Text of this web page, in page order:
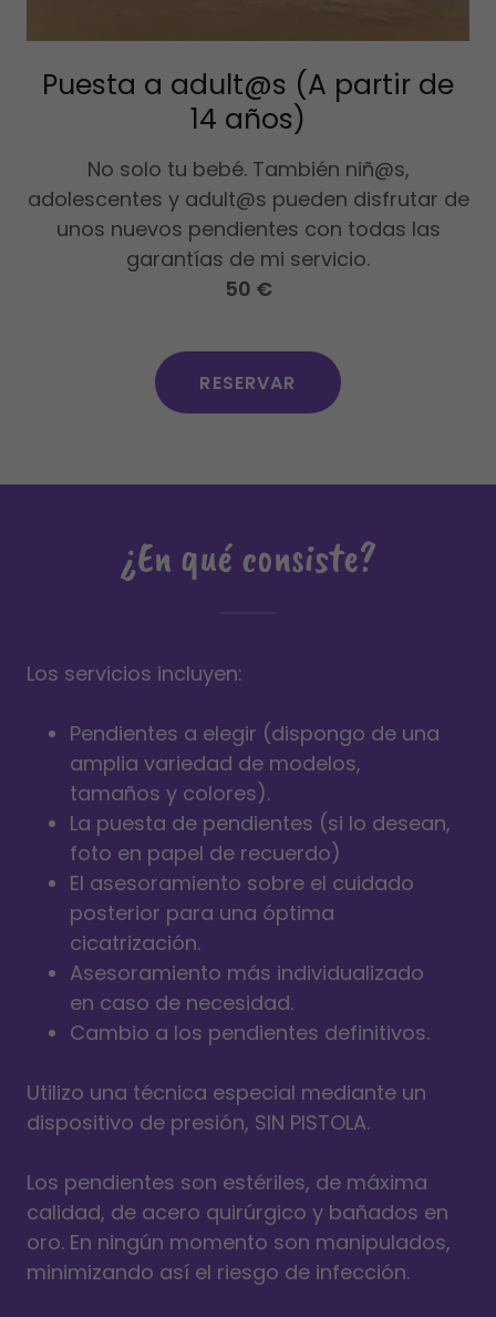
Puesta a adult@s (A partir de
14 años)
No solo tu bebé. También niñ@s,
adolescentes y adult@s pueden disfrutar de
unos nuevos pendientes con todas las
garantías de mi servicio.
50 €
RESERVAR
¿En qué consiste?
Los servicios incluyen:
Pendientes a elegir (dispongo de una
amplia variedad de modelos,
tamaños y colores).
La puesta de pendientes (si lo desean,
foto en papel de recuerdo)
El asesoramiento sobre el cuidado
posterior para una óptima
cicatrización.
Asesoramiento más individualizado
en caso de necesidad.
Cambio a los pendientes definitivos.
Utilizo una técnica especial mediante un
dispositivo de presión, SIN PISTOLA.
Los pendientes son estériles, de máxima
calidad, de acero quirúrgico y bañados en
oro. En ningún momento son manipulados,
minimizando así el riesgo de infección.